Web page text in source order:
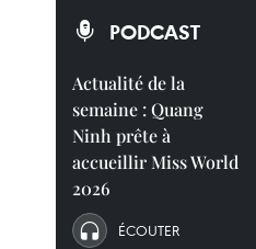
PODCAST
Actualité de la
semaine : Quang
Ninh prête à
accueillir Miss World
2026
ÉCOUTER